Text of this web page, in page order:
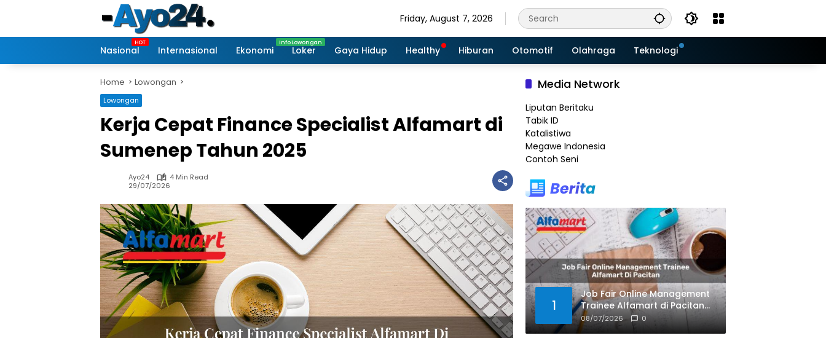
Friday, August 7, 2026
Nasional Internasional Ekonomi Loker Gaya Hidup Healthy Hiburan Otomotif Olahraga Teknologi
Home Lowongan
Lowongan
Kerja Cepat Finance Specialist Alfamart di
Sumenep Tahun 2025
Ayo24
4 Min Read
29/07/2026
Media Network
Liputan Beritaku
Tabik ID
Katalistiwa
Megawe Indonesia
Contoh Seni
1
Job Fair Online Management
Trainee Alfamart di Pacitan
Tahun 2025
08/07/2026 0